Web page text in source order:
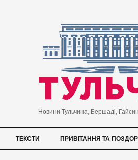
Новини Тульчина, Бершаді,
ТЕКСТИ ПРИВІТАННЯ ТА